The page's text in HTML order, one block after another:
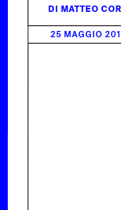
DI MATTEO
25 MAGGIO